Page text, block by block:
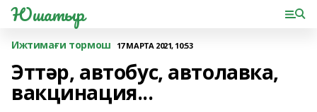
Юшатыр
Ижтимағи тормош 17 МАРТА 2021, 10:53
Эттәр, автобус, автолавка,
вакцинация...